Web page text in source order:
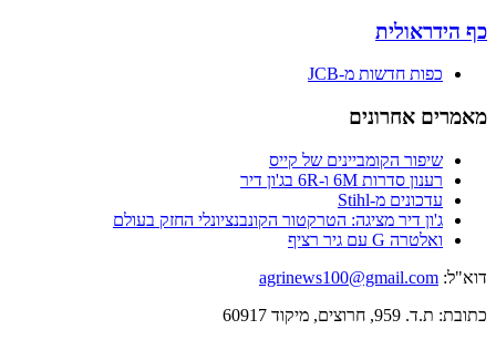
כף הידראולית
כפות חדשות מ-JCB
מאמרים אחרונים
שיפור הקומביינים של קייס
רענון סדרות 6M ו-6R בג'ון דיר
עדכונים מ-Stihl
ג'ון דיר מציגה: הטרקטור הקונבנציונלי החזק בעולם
ואלטרה G עם גיר רציף
דוא"ל: agrinews100@gmail.com
כתובת: ת.ד. 959, חרוצים, מיקוד 60917